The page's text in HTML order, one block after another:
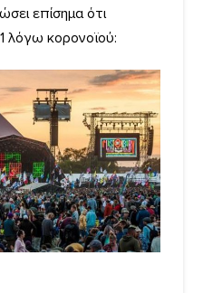
επίσημα ότι
λόγω κορονοϊού: